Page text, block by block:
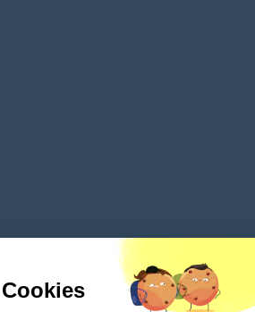
vorbehalten - Classic Parts Finder
Allgemeine Nutzungsbedingungen